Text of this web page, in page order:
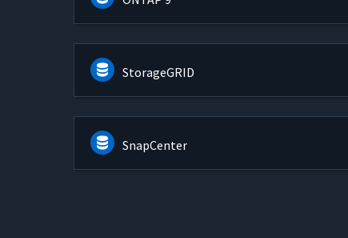
StorageGRID
SnapCenter